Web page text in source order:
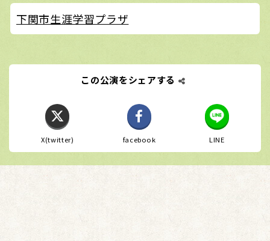
下関市生涯学習プラザ
この公演をシェアする
X(twitter) facebook LINE